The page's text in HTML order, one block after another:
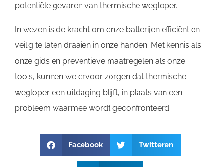
potentiële gevaren van thermische wegloper.
In wezen is de kracht om onze batterijen efficiënt en
veilig te laten draaien in onze handen. Met kennis als
onze gids en preventieve maatregelen als onze
tools, kunnen we ervoor zorgen dat thermische
wegloper een uitdaging blijft, in plaats van een
probleem waarmee wordt geconfronteerd.
Facebook Twitteren